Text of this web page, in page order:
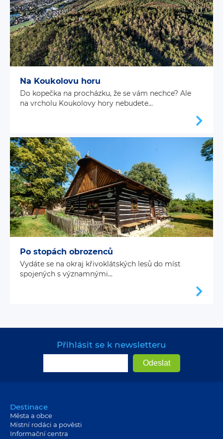
Na Koukolovu horu
Do kopečka na procházku, že se vám nechce? Ale
na vrcholu Koukolovy hory nebudete...
Po stopách obrozenců
Vydáte se na okraj křivoklátských lesů do míst
spojených s významnými...
Přihlásit se k newsletteru
Destinace
Města a obce
Místní rodáci a pověsti
Informační centra